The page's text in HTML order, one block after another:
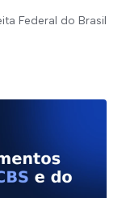
Federal do Brasil